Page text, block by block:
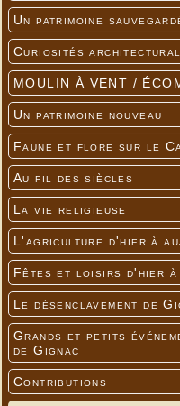
Un patrimoine
Curiosités
MOULIN À VENT /
Un patrimoine nouveau
Faune et flore sur le
Au fil des siècles
La vie religieuse
L'agriculture d'hier à
Fêtes et loisirs d'hier à
Le désenclavement de
Grands et petits
de Gignac
Contributions